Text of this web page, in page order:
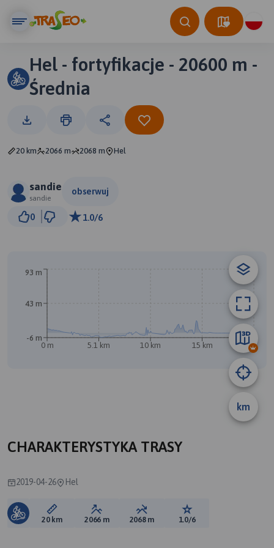
Hel - fortyfikacje - 20600 m -
Średnia
20 km 2066 m 2068 m Hel
sandie
sandie
obserwuj
0 1.0/6
km
0 m 5.1 km 10 km 15 km 20 km
-6 m
43 m
93 m
CHARAKTERYSTYKA TRASY
2019-04-26 Hel
Długość trasy:
20 km Suma przewyższeń:
2066 m Suma spadków:
2068 m Ocena trasy:
1.0/6